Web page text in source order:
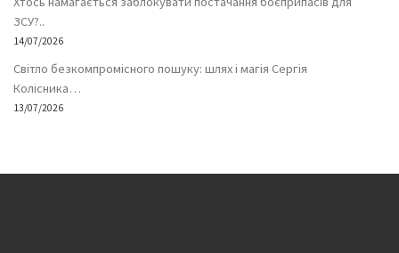
ЗСУ?..
14/07/2026
Світло безкомпромісного пошуку: шлях і магія Сергія
Колісника…
13/07/2026